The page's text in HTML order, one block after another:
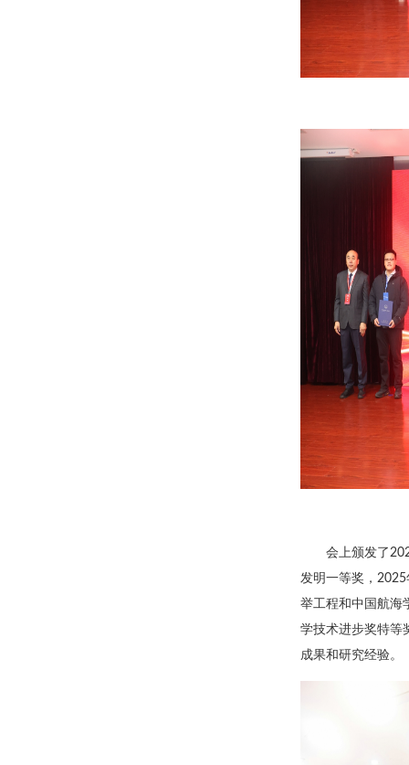
会上颁发了
发明一等奖，
举工程和中国航海
学技术进步奖特等
成果和研究经验。